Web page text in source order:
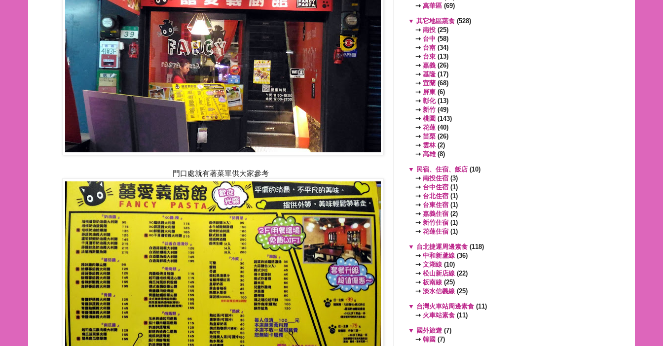
門口處就有著菜單供大家參考
⇢ 萬華區 (69)
▼ 其它地區蔬食 (528)
⇢ 南投 (25)
⇢ 台中 (58)
⇢ 台南 (34)
⇢ 台東 (13)
⇢ 嘉義 (26)
⇢ 基隆 (17)
⇢ 宜蘭 (68)
⇢ 屏東 (6)
⇢ 彰化(13)
⇢ 新竹 (49)
⇢ 桃園 (143)
⇢ 花蓮 (40)
⇢ 苗栗 (26)
⇢ 雲林(2)
⇢ 高雄(8)
▼ 民宿、住宿、飯店 (10)
⇢ 南投住宿 (3)
⇢ 台中住宿 (1)
⇢ 台北住宿 (1)
⇢ 台東住宿 (1)
⇢ 嘉義住宿 (2)
⇢ 新竹住宿 (1)
⇢ 花蓮住宿 (1)
▼ 台北捷運周邊素食 (118)
⇢ 中和新蘆線 (36)
⇢ 文湖線 (10)
⇢ 松山新店線 (22)
⇢ 板南線 (25)
⇢ 淡水信義線 (25)
▼ 台灣火車站周邊素食 (11)
⇢ 火車站素食 (11)
▼ 國外旅遊 (7)
⇢ 韓國 (7)